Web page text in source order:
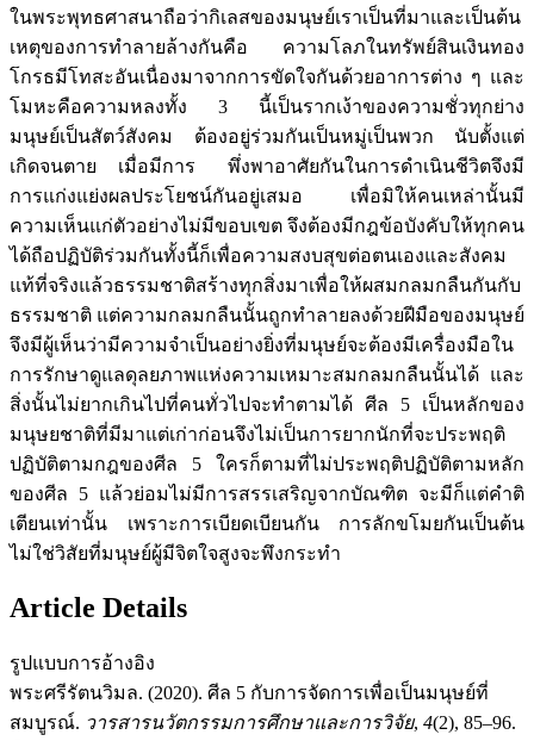
ในพระพุทธศาสนาถือว่ากิเลสของมนุษย์เราเป็นที่มาและเป็นต้น
เหตุของการทำลายล้างกันคือ ความโลภในทรัพย์สินเงินทอง
โกรธมีโทสะอันเนื่องมาจากการขัดใจกันด้วยอาการต่าง ๆ และ
โมหะคือความหลงทั้ง 3 นี้เป็นรากเง้าของความชั่วทุกย่าง
มนุษย์เป็นสัตว์สังคม ต้องอยู่ร่วมกันเป็นหมู่เป็นพวก นับตั้งแต่
เกิดจนตาย เมื่อมีการ พึ่งพาอาศัยกันในการดำเนินชีวิตจึงมี
การแก่งแย่งผลประโยชน์กันอยู่เสมอ เพื่อมิให้คนเหล่านั้นมี
ความเห็นแก่ตัวอย่างไม่มีขอบเขต จึงต้องมีกฎข้อบังคับให้ทุกคน
ได้ถือปฏิบัติร่วมกันทั้งนี้ก็เพื่อความสงบสุขต่อตนเองและสังคม
แท้ที่จริงแล้วธรรมชาติสร้างทุกสิ่งมาเพื่อให้ผสมกลมกลืนกันกับ
ธรรมชาติ แต่ความกลมกลืนนั้นถูกทำลายลงด้วยฝีมือของมนุษย์
จึงมีผู้เห็นว่ามีความจำเป็นอย่างยิ่งที่มนุษย์จะต้องมีเครื่องมือใน
การรักษาดูแลดุลยภาพแห่งความเหมาะสมกลมกลืนนั้นได้ และ
สิ่งนั้นไม่ยากเกินไปที่คนทั่วไปจะทำตามได้ ศีล 5 เป็นหลักของ
มนุษยชาติที่มีมาแต่เก่าก่อนจึงไม่เป็นการยากนักที่จะประพฤติ
ปฏิบัติตามกฎของศีล 5 ใครก็ตามที่ไม่ประพฤติปฏิบัติตามหลัก
ของศีล 5 แล้วย่อมไม่มีการสรรเสริญจากบัณฑิต จะมีก็แต่คำติ
เตียนเท่านั้น เพราะการเบียดเบียนกัน การลักขโมยกันเป็นต้น
ไม่ใช่วิสัยที่มนุษย์ผู้มีจิตใจสูงจะพึงกระทำ
Article Details
รูปแบบการอ้างอิง
พระศรีรัตนวิมล. (2020). ศีล 5 กับการจัดการเพื่อเป็นมนุษย์ที่
สมบูรณ์. วารสารนวัตกรรมการศึกษาและการวิจัย, 4(2), 85–96.